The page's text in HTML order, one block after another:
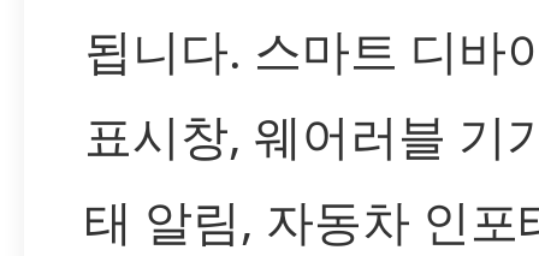
됩니다. 스마트 디바
표시창, 웨어러블 기
태 알림, 자동차 인포